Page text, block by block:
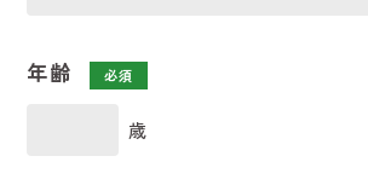
年齢 必須
歳